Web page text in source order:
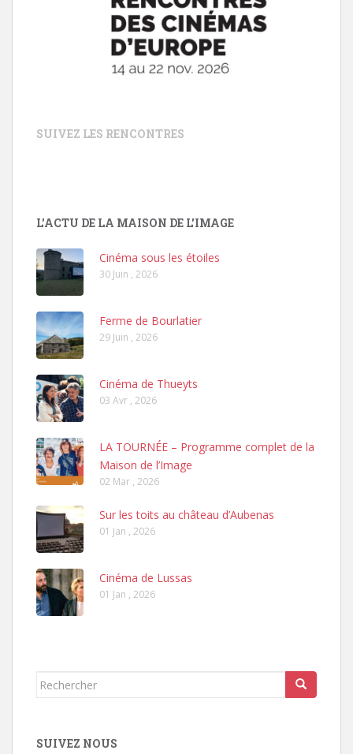
SUIVEZ LES RENCONTRES
L'ACTU DE LA MAISON DE L'IMAGE
Cinéma sous les étoiles
30 Juin , 2026
Ferme de Bourlatier
29 Juin , 2026
Cinéma de Thueyts
03 Avr , 2026
LA TOURNÉE – Programme complet de la
Maison de l’Image
02 Mar , 2026
Sur les toits au château d’Aubenas
01 Jan , 2026
Cinéma de Lussas
01 Jan , 2026
Rechercher...
SUIVEZ NOUS